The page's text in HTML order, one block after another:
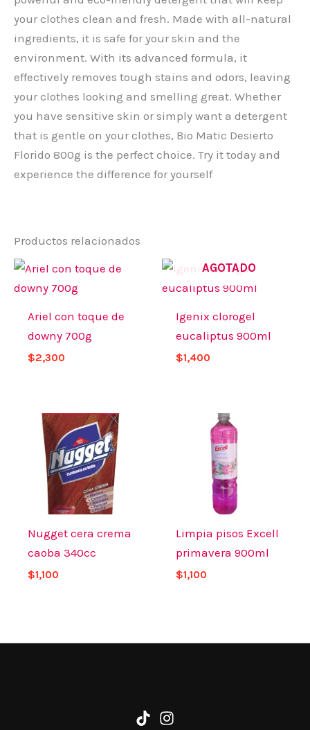
your clothes clean and fresh. Made with all-natural
ingredients, it is safe for your skin and the
environment. With its advanced formula, it
effectively removes tough stains and odors, leaving
your clothes looking and smelling great. Whether
you have sensitive skin or simply want a detergent
that is gentle on your clothes, Bio Matic Desierto
Florido 800g is the perfect choice. Try it today and
experience the difference for yourself
Productos relacionados
Ariel con toque de
downy 700g
$2,300
AGOTADO
Igenix clorogel
eucaliptus 900ml
$1,400
Nugget cera crema
caoba 340cc
$1,100
Limpia pisos Excell
primavera 900ml
$1,100